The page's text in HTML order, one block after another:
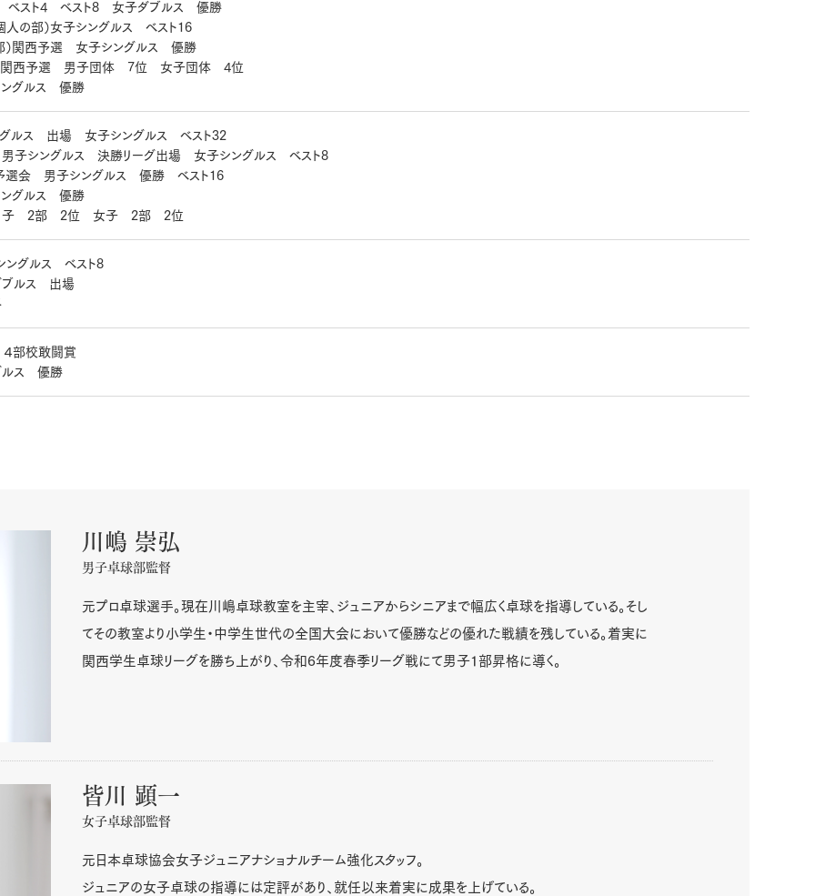
スト4 ベスト8 女子ダブルス 優勝
の部）女子シングルス ベスト16
）関西予選 女子シングルス 優勝
関西予選 男子団体 7位 女子団体 4位
グルス 優勝
ルス 出場 女子シングルス ベスト32
子シングルス 決勝リーグ出場 女子シングルス ベスト8
選会 男子シングルス 優勝 ベスト16
グルス 優勝
男子 2部 2位 女子 2部 2位
ングルス ベスト8
ブルス 出場
部校敢闘賞
ルス 優勝
川嶋 崇弘
男子卓球部監督
元プロ卓球選手。現在川嶋卓球教室を主宰、ジュニアからシニアまで幅広く卓球を指導している。そし
てその教室より小学生・中学生世代の全国大会において優勝などの優れた戦績を残している。着実に
関西学生卓球リーグを勝ち上がり、令和6年度春季リーグ戦にて男子1部昇格に導く。
皆川 顕一
女子卓球部監督
元日本卓球協会女子ジュニアナショナルチーム強化スタッフ。
ジュニアの女子卓球の指導には定評があり、就任以来着実に成果を上げている。